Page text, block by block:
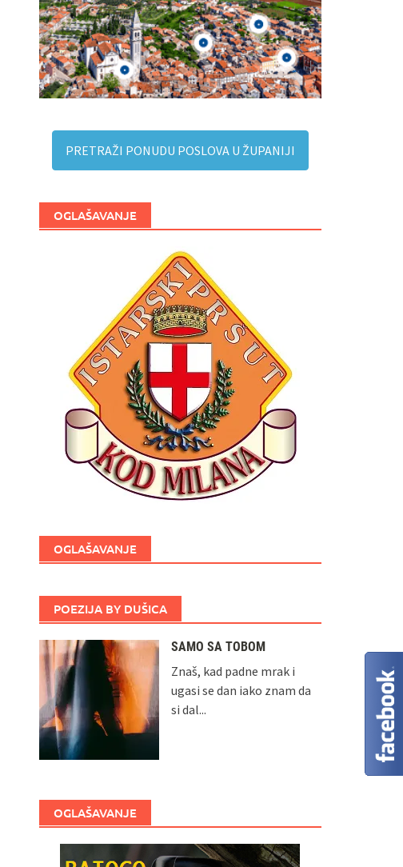
PRETRAŽI PONUDU POSLOVA U ŽUPANIJI
OGLAŠAVANJE
OGLAŠAVANJE
POEZIJA BY DUŠICA
SAMO SA TOBOM
Znaš, kad padne mrak i
ugasi se dan iako znam da
si dal...
OGLAŠAVANJE